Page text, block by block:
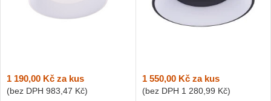
1 190,00 Kč za kus
(bez DPH 983,47 Kč)
1 550,00 Kčza kus
(bez DPH 1 280,99 Kč)